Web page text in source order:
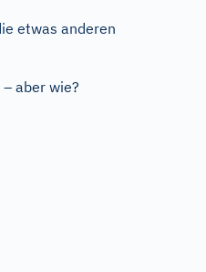
etwas anderen
aber wie?